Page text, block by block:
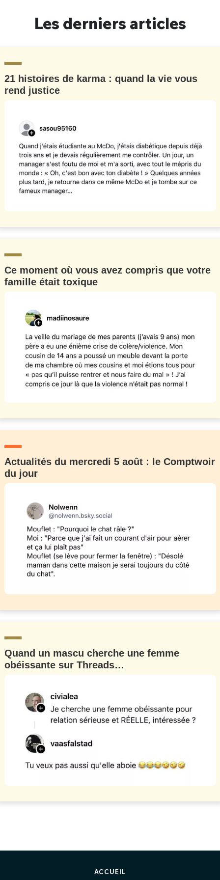
Les derniers articles
21 histoires de karma : quand la vie vous
rend justice
Ce moment où vous avez compris que votre
famille était toxique
Actualités du mercredi 5 août : le Comptwoir
du jour
Quand un mascu cherche une femme
obéissante sur Threads…
ACCUEIL
Un Thread